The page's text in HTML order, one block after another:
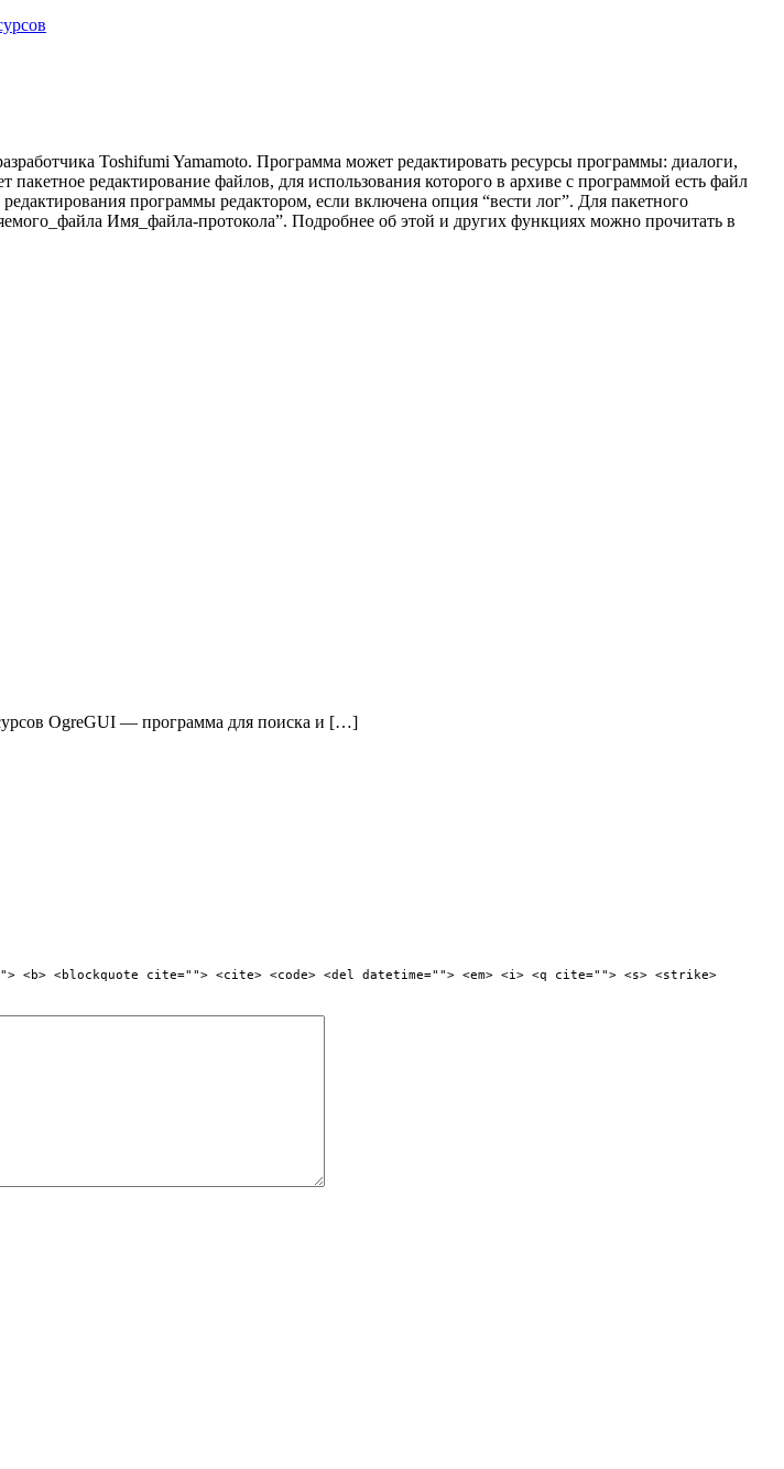
Toshifumi Yamamoto. Программа может редактировать ресурсы программы: диалоги,
редактирование файлов, для использования которого в архиве с программой есть файл
программы редактором, если включена опция “вести лог”. Для пакетного
Имя_файла-протокола”. Подробнее об этой и других функциях можно прочитать в
OgreGUI — программа для поиска и […]
<blockquote cite=""> <cite> <code> <del datetime=""> <em> <i> <q cite=""> <s> <strike>